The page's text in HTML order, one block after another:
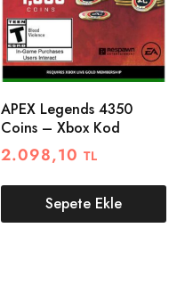
APEX Legends 4350
Coins – Xbox Kod
2.098,10 TL
Sepete Ekle